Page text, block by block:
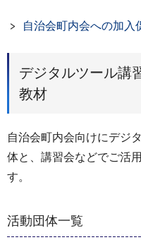
自治会町内会への加入
デジタルツール講
教材
自治会町内会向けにデジ
体と、講習会などでご活
す。
活動団体一覧